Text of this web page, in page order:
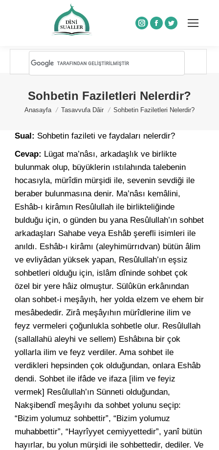
Instagram
Facebook
Twitter
Sohbetin Faziletleri Nelerdir?
You are here:
Anasayfa Tasavvufa Dâir Sohbetin Faziletleri Nelerdir?
Sual: Sohbetin fazileti ve faydaları nelerdir?
Cevap: Lügat ma’nâsı, arkadaşlık ve birlikte
bulunmak olup, büyüklerin ıstılahında talebenin
hocasıyla, mürîdin mürşidi ile, sevenin sevdiği ile
beraber bulunmasına denir. Ma’nâsı kemâlini,
Eshâb-ı kirâmın Resûlullah ile birlikteliğinde
bulduğu için, o günden bu yana Resûlullah’ın sohbet
arkadaşları Sahabe veya Eshâb şerefli isimleri ile
anıldı. Eshâb-ı kirâmı (aleyhimürrıdvan) bütün âlim
ve evliyâdan yüksek yapan, Resûlullah’ın eşsiz
sohbetleri olduğu için, islâm dîninde sohbet çok
özel bir yere hâiz olmuştur. Sülûkün erkânından
olan sohbet-i meşâyıh, her yolda elzem ve ehem bir
mesâbededir. Zirâ meşâyıhın mürîdlerine ilim ve
feyz vermeleri çoğunlukla sohbetle olur. Resûlullah
(sallallahü aleyhi ve sellem) Eshâbına bir çok
yollarla ilim ve feyz verdiler. Ama sohbet ile
verdikleri hepsinden çok olduğundan, onlara Eshâb
dendi. Sohbet ile ifâde ve ifaza [ilim ve feyiz
vermek] Resûlullah’ın Sünneti olduğundan,
Nakşibendî meşâyıhı da sohbet yolunu seçip:
“Bizim yolumuz sohbettir”, “Bizim yolumuz
muhabbettir”, “Hayrîyyet cemiyyettedir”, yanî bütün
hayırlar, bu yolun mürşidi ile sohbettedir, dediler. Ve